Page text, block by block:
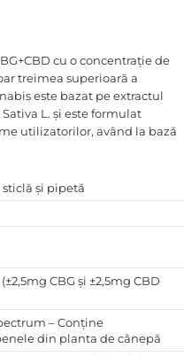
cu o concentrație de
treimea superioară a
este bazat pe extractul
L. și este formulat
utilizatorilor, având la bază
și pipetă
CBG și ±2,5mg CBD
– Conține
din planta de cânepă